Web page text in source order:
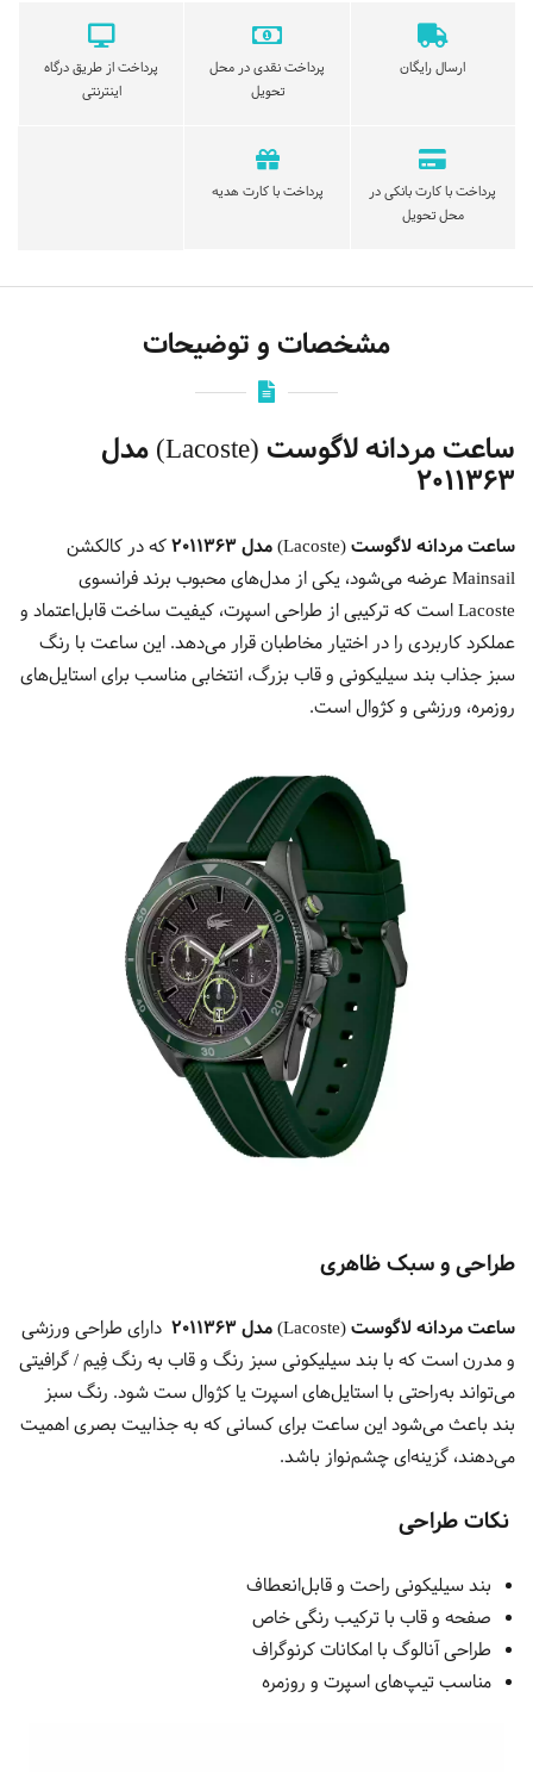
ارسال رایگان
پرداخت نقدی در محل
تحویل
پرداخت از طریق درگاه
اینترنتی
پرداخت با کارت بانکی در
محل تحویل
پرداخت با کارت هدیه
مشخصات و توضیحات
ساعت مردانه لاگوست (Lacoste) مدل
2011363
ساعت مردانه لاگوست (Lacoste) مدل 2011363
که در کالکشن
Mainsail عرضه می‌شود، یکی از مدل‌های محبوب برند فرانسوی
Lacosteاست که ترکیبی از طراحی اسپرت، کیفیت ساخت قابل‌اعتماد و
عملکرد کاربردی را در اختیار مخاطبان قرار می‌دهد. این ساعت با رنگ
سبز جذاب بند سیلیکونی و قاب بزرگ، انتخابی مناسب برای استایل‌های
روزمره، ورزشی و کژوال است.
طراحی و سبک ظاهری
ساعت مردانه لاگوست (Lacoste) مدل 2011363
دارای طراحی ورزشی
و مدرن است که با بند سیلیکونی سبز رنگ و قاب به رنگ فِیم / گرافیتی
می‌تواند به‌راحتی با استایل‌های اسپرت یا کژوال ست شود. رنگ سبز
بند باعث می‌شود این ساعت برای کسانی که به جذابیت بصری اهمیت
می‌دهند، گزینه‌ای چشم‌نواز باشد.
نکات طراحی
بند سیلیکونی راحت و قابل‌انعطاف
صفحه و قاب با ترکیب رنگی خاص
طراحی آنالوگ با امکانات کرنوگراف
مناسب تیپ‌های اسپرت و روزمره